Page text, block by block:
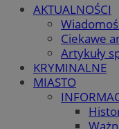
AKTUALNOŚCI
Ciekawe
Artykuły
KRYMINALNE
MIASTO